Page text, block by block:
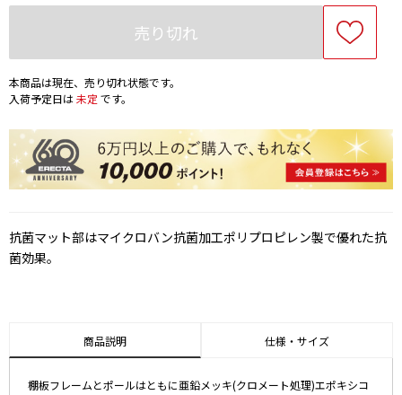
売り切れ
本商品は現在、売り切れ状態です。
入荷予定日は未定 です。
抗菌マット部はマイクロバン抗菌加工ポリプロピレン製で優れた抗
菌効果。
商品説明 仕様・サイズ
棚板フレームとポールはともに亜鉛メッキ(クロメート処理)エポキシコ